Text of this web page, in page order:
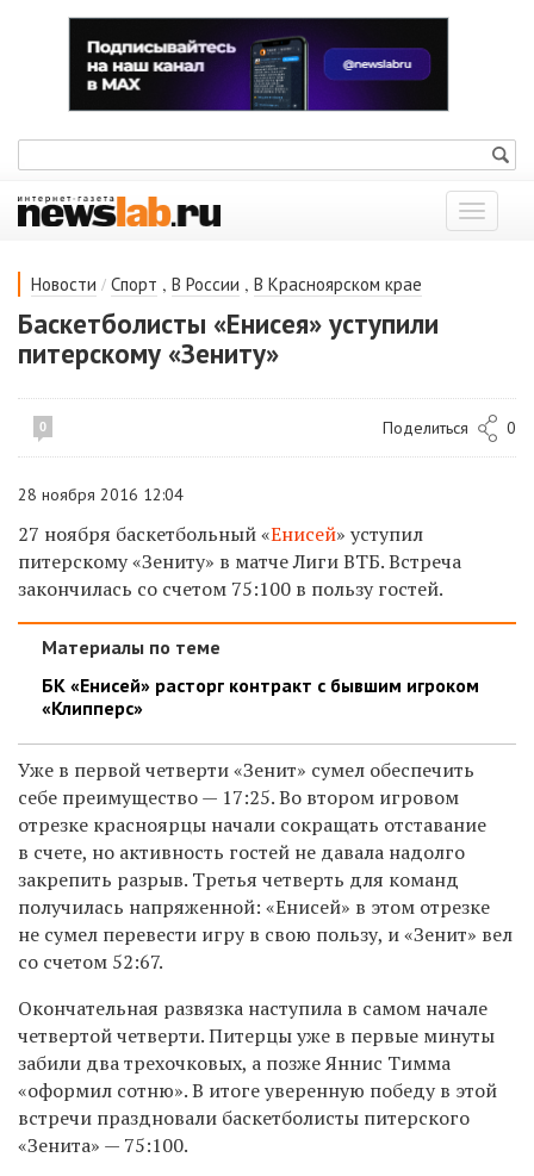
Показать
меню
Новости / Спорт , В России , В Красноярском крае
Баскетболисты «Енисея» уступили
питерскому «Зениту»
0 Поделиться 0
28 ноября 2016 12:04
27 ноября баскетбольный «Енисей» уступил
питерскому «Зениту» в матче Лиги ВТБ. Встреча
закончилась со счетом 75:100 в пользу гостей.
Материалы по теме
БК «Енисей» расторг контракт с бывшим игроком
«Клипперс»
Уже в первой четверти «Зенит» сумел обеспечить
себе преимущество — 17:25. Во втором игровом
отрезке красноярцы начали сокращать отставание
в счете, но активность гостей не давала надолго
закрепить разрыв. Третья четверть для команд
получилась напряженной: «Енисей» в этом отрезке
не сумел перевести игру в свою пользу, и «Зенит» вел
со счетом 52:67.
Окончательная развязка наступила в самом начале
четвертой четверти. Питерцы уже в первые минуты
забили два трехочковых, а позже Яннис Тимма
«оформил сотню». В итоге уверенную победу в этой
встречи праздновали баскетболисты питерского
«Зенита» — 75:100.